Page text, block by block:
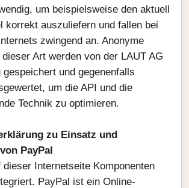
um beispielsweise den aktuell
korrekt auszuliefern und fallen bei
zwingend an. Anonyme
Art werden von der LAUT AG
und gegenenfalls
um die API und die
Technik zu optimieren.
zu Einsatz und
PayPal
dieser Internetseite Komponenten
PayPal ist ein Online-